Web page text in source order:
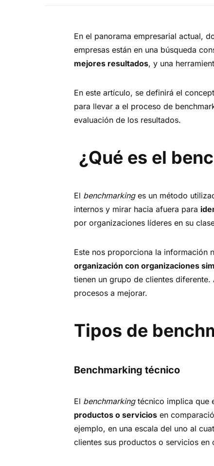
En el panorama empresarial actual,
empresas están en una búsqueda
mejores resultados, y una
En este artículo, se definirá el
para llevar a el proceso de
evaluación de los resultados.
¿Qué es el
El benchmarkinges un método
internos y mirar hacia afuera para
por organizaciones líderes en su
Este nos proporciona la información
organización con organizaciones
tienen un grupo de clientes
procesos a mejorar.
Tipos de
Benchmarking técnico
El benchmarking técnico implica que
productos o servicios en
ejemplo, en una escala del uno al
clientes sus productos o servicios